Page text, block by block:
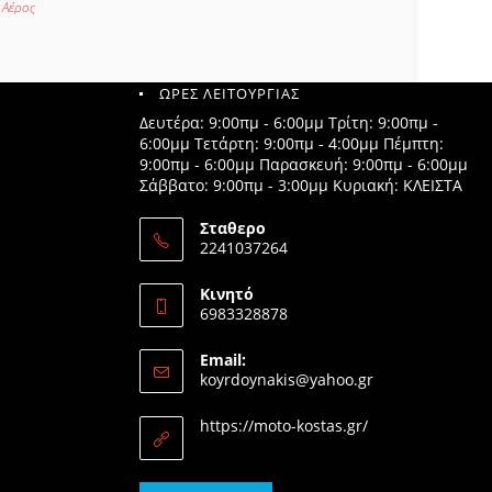
ΩΡΕΣ ΛΕΙΤΟΥΡΓΙΑΣ
Δευτέρα: 9:00πμ - 6:00μμ Τρίτη: 9:00πμ -
6:00μμ Τετάρτη: 9:00πμ - 4:00μμ Πέμπτη:
9:00πμ - 6:00μμ Παρασκευή: 9:00πμ - 6:00μμ
Σάββατο: 9:00πμ - 3:00μμ Κυριακή: ΚΛΕΙΣΤΑ
Σταθερο
2241037264
in
your
Κινητό
6983328878
in
your
application
Email:
koyrdoynakis@yahoo.grOpens
https://moto-kostas.gr/